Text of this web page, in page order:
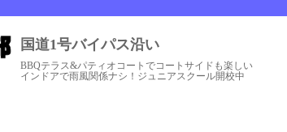
国道1号バイパス沿い
BBQテラス&パティオコートでコートサイドも楽しい
インドアで雨風関係ナシ！ジュニアスクール開校中